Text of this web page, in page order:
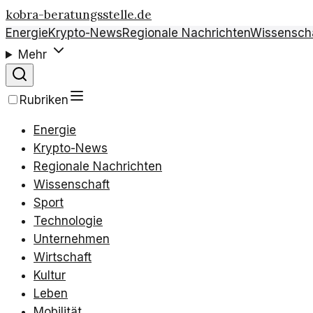
kobra-beratungsstelle.de
EnergieKrypto-NewsRegionale Nachrichten
Mehr
Rubriken
Energie
Krypto-News
Regionale Nachrichten
Wissenschaft
Sport
Technologie
Unternehmen
Wirtschaft
Kultur
Leben